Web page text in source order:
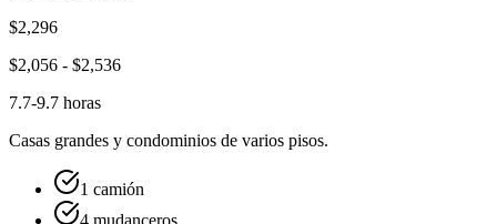
$2,296
$2,056 - $2,536
7.7-9.7 horas
Casas grandes y condominios de varios pisos.
1 camión
4 mudanceros